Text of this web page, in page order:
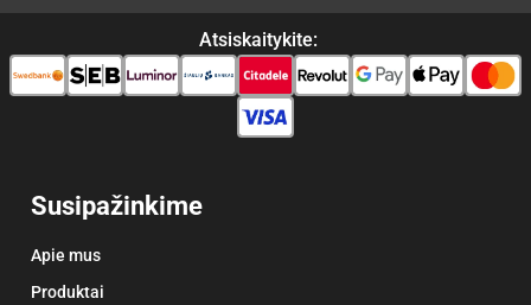
Atsiskaitykite:
Susipažinkime
Apie mus
Produktai